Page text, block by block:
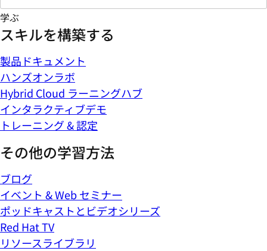
学ぶ
スキルを構築する
製品ドキュメント
ハンズオンラボ
Hybrid Cloud ラーニングハブ
インタラクティブデモ
トレーニング & 認定
その他の学習方法
ブログ
イベント & Web セミナー
ポッドキャストとビデオシリーズ
Red Hat TV
リソースライブラリ